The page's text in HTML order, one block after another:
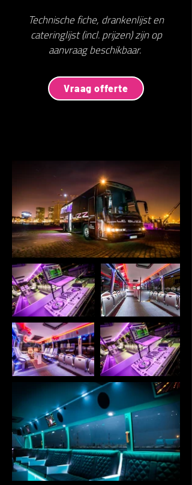
Technische fiche, drankenlijst en
cateringlijst (incl. prijzen) zijn op
aanvraag beschikbaar.
Vraag offerte